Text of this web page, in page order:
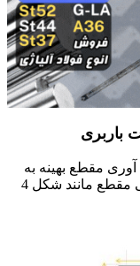
مقطع بهینه به
جزء خصوصیات مکانیکی، تابع مقادیر هندسی مقطع مانند شکل 4